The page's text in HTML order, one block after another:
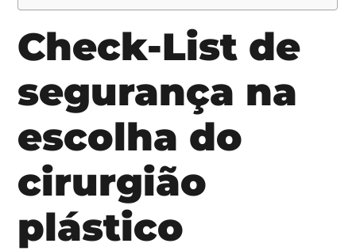
Check-List de
segurança na
escolha do
cirurgião
plástico